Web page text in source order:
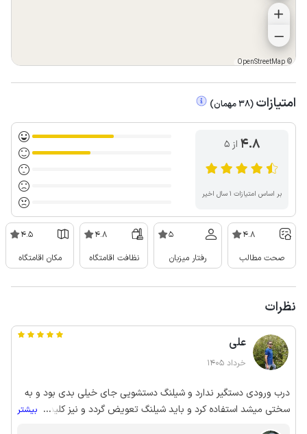
©
OpenStreetMap
امتیازات (
38مهمان)
4.8 از ۵
بر اساس امتیازات ۱ سال اخیر
4.8
صحت مطالب
5
رفتار میزبان
4.8
نظافت اقامتگاه
4.5
مکان اقامتگاه
نظرات
علی
خرداد 1405
درب ورودی دستگیر ندارد و شیلنگ دستشویی جای خیلی بدی بود و به
سختی میشد استفاده کرد و باید شیلنگ تعویض گردد و نیز کلید... بیشتر